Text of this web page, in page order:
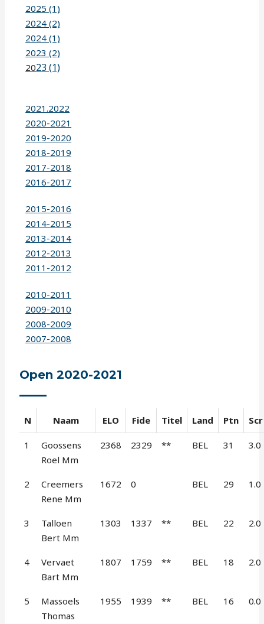
2025 (1)
2024 (2)
2024 (1)
2023 (2)
2023 (1)
2021.2022
2020-2021
2019-2020
2018-2019
2017-2018
2016-2017
2015-2016
2014-2015
2013-2014
2012-2013
2011-2012
2010-2011
2009-2010
2008-2009
2007-2008
Open 2020-2021
N Naam ELO Fide Titel Land Ptn Scr
1
Goossens
Roel Mm
2368 2329 ** BEL 31 3.0
2
Creemers
Rene Mm
1672 0 BEL 29 1.0
3
Talloen
Bert Mm
1303 1337 ** BEL 22 2.0
4
Vervaet
Bart Mm
1807 1759 ** BEL 18 2.0
5
Massoels
Thomas
1955 1939 ** BEL 16 0.0